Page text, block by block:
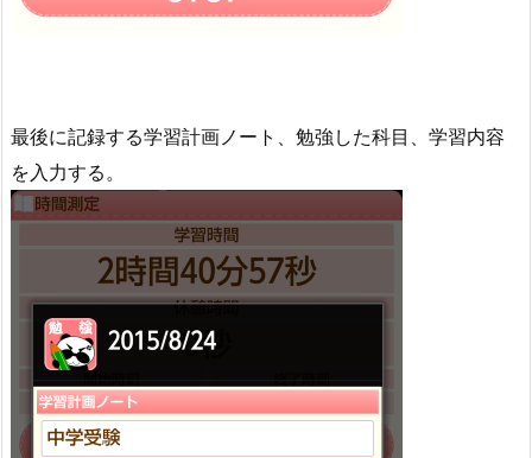
最後に記録する学習計画ノート、勉強した科目、学習内容
を入力する。